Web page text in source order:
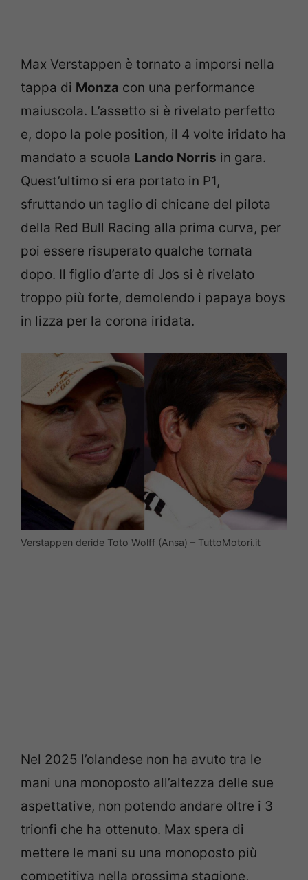
Max Verstappen è tornato a imporsi nella
tappa di Monza con una performance
maiuscola. L’assetto si è rivelato perfetto
e, dopo la pole position, il 4 volte iridato ha
mandato a scuola Lando Norris in gara.
Quest’ultimo si era portato in P1,
sfruttando un taglio di chicane del pilota
della Red Bull Racing alla prima curva, per
poi essere risuperato qualche tornata
dopo. Il figlio d’arte di Jos si è rivelato
troppo più forte, demolendo i papaya boys
in lizza per la corona iridata.
Verstappen deride Toto Wolff (Ansa) – TuttoMotori.it
Nel 2025 l’olandese non ha avuto tra le
mani una monoposto all’altezza delle sue
aspettative, non potendo andare oltre i 3
trionfi che ha ottenuto. Max spera di
mettere le mani su una monoposto più
competitiva nella prossima stagione,